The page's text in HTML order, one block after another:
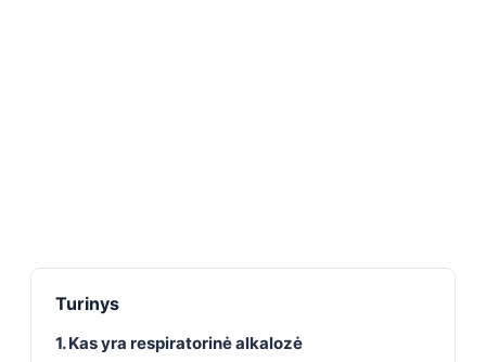
Turinys
1. Kas yra respiratorinė alkalozė